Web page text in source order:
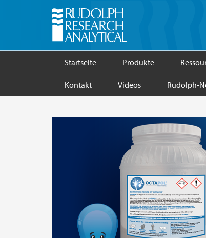
Startseite Produkte
Kontakt Videos Rudolph-